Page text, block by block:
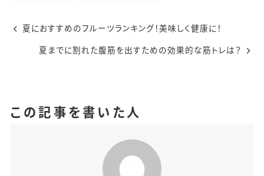
夏におすすめのフルーツランキング！美味しく健康に！
夏までに割れた腹筋を出すための効果的な筋トレは？
この記事を書いた人